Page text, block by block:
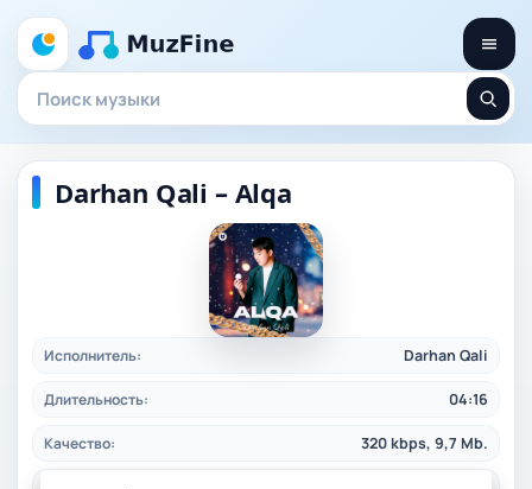
Darhan Qali – Alqa
Исполнитель: Darhan Qali
Длительность: 04:16
Качество: 320 kbps, 9,7 Mb.